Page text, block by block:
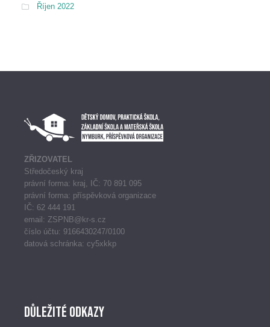
Říjen 2022
ZŘIZOVATEL
Středočeský kraj
právní forma: kraj, IČ: 70 891 095
právní forma: příspěvková organizace
IČ: 62 444 191
email: ZSPNB@kr-s.cz
číslo účtu: 9166430247/0100
datová schránka: cy5xkkp
Důležité odkazy